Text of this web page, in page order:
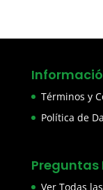
Términos y
Política de
Preguntas
Ver Todas